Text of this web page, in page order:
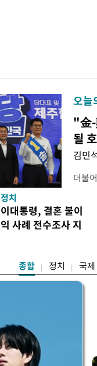
오늘
"金-
될
김민
더불
보
다.
·울산
제
정치
이대통령, 결혼 불이
익 사례 전수조사 지
종합 정치 국제